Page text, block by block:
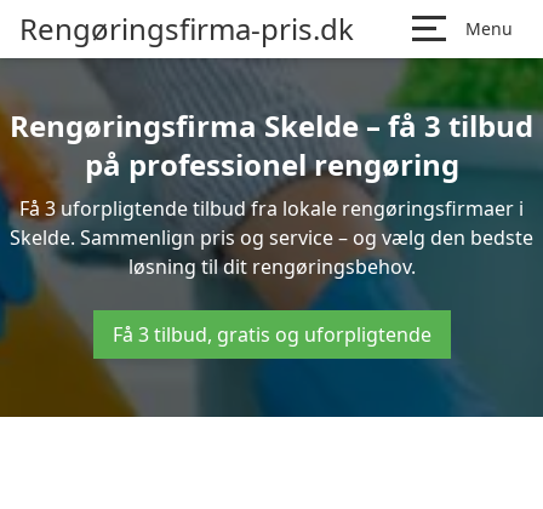
Rengøringsfirma-pris.dk Menu
Rengøringsfirma Skelde – få 3 tilbud
på professionel rengøring
Få 3 uforpligtende tilbud fra lokale rengøringsfirmaer i
Skelde. Sammenlign pris og service – og vælg den bedste
løsning til dit rengøringsbehov.
Få 3 tilbud, gratis og uforpligtende